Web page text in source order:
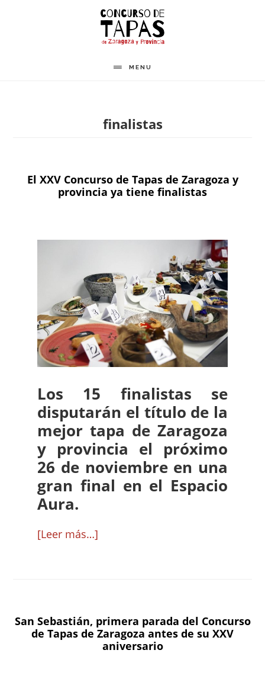
MENU
finalistas
El XXV Concurso de Tapas de Zaragoza y
provincia ya tiene finalistas
Los 15 finalistas se
disputarán el título de la
mejor tapa de Zaragoza
y provincia el próximo
26 de noviembre en una
gran final en el Espacio
Aura.
[Leer más…]acerca
de
Tapas
San Sebastián, primera parada del Concurso
de Tapas de Zaragoza antes de su XXV
aniversario